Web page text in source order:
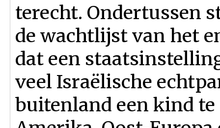
terecht. Ondertussen
de wachtlijst van het
dat een
veel Israëlische
buitenland een kind